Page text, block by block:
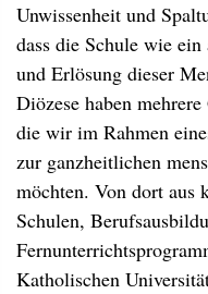
Unwissenheit und
dass die Schule wie
und Erlösung dieser
Diözese haben
die wir im Rahmen
zur ganzheitlichen
möchten. Von dort aus
Schulen,
Katholischen